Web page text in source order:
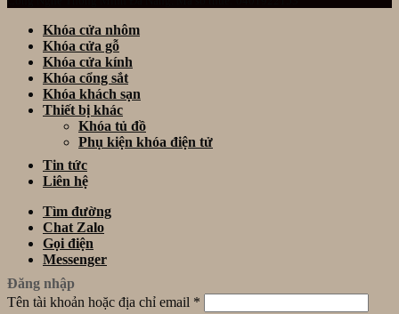
Khóa cửa nhôm
Khóa cửa gỗ
Khóa cửa kính
Khóa cổng sắt
Khóa khách sạn
Thiết bị khác
Khóa tủ đồ
Phụ kiện khóa điện tử
Tin tức
Liên hệ
Tìm đường
Chat Zalo
Gọi điện
Messenger
Đăng nhập
Tên tài khoản hoặc địa chỉ email *